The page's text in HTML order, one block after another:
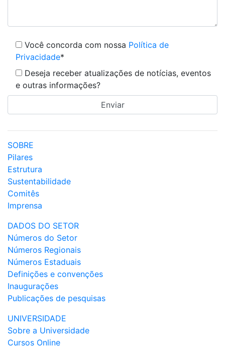
Você concorda com nossa Política de
Privacidade*
Deseja receber atualizações de notícias, eventos
e outras informações?
SOBRE
Pilares
Estrutura
Sustentabilidade
Comitês
Imprensa
DADOS DO SETOR
Números do Setor
Números Regionais
Números Estaduais
Definições e convenções
Inaugurações
Publicações de pesquisas
UNIVERSIDADE
Sobre a Universidade
Cursos Online